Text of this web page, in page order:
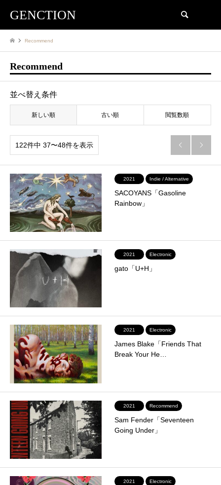
GENCTION
Recommend
Recommend
並べ替え条件
新しい順 古い順 閲覧数順
122件中 37〜48件を表示  
2021 Indie / Alternative
SACOYANS「Gasoline
Rainbow」
2021 Electronic
gato「U+H」
2021 Electronic
James Blake「Friends That
Break Your He…
2021 Recommend
Sam Fender「Seventeen
Going Under」
2021 Electronic